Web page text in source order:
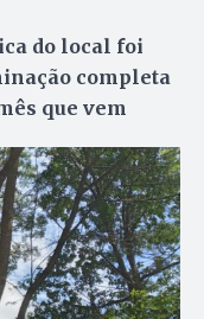
do local foi
completa
que vem